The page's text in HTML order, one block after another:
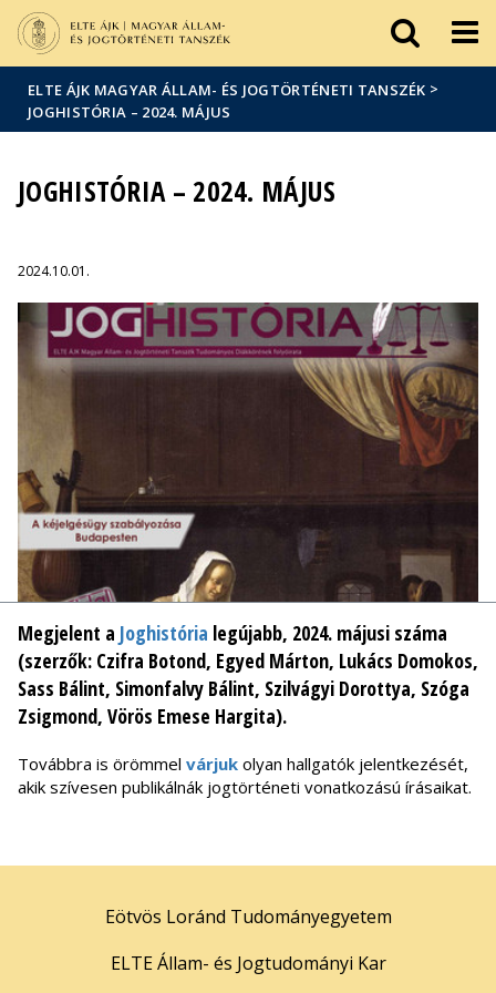
Hírek
Események
ELTE a
sajtóban
ELTE ÁJK MAGYAR ÁLLAM- ÉS JOGTÖRTÉNETI TANSZÉK >
JOGHISTÓRIA – 2024. MÁJUS
JOGHISTÓRIA – 2024. MÁJUS
2024.10.01.
Megjelent a Joghistória legújabb, 2024. májusi száma
(szerzők: Czifra Botond, Egyed Márton, Lukács Domokos,
Sass Bálint, Simonfalvy Bálint, Szilvágyi Dorottya, Szóga
Zsigmond, Vörös Emese Hargita).
Továbbra is örömmel várjuk olyan hallgatók jelentkezését,
akik szívesen publikálnák jogtörténeti vonatkozású írásaikat.
Eötvös Loránd Tudományegyetem
ELTE Állam- és Jogtudományi Kar